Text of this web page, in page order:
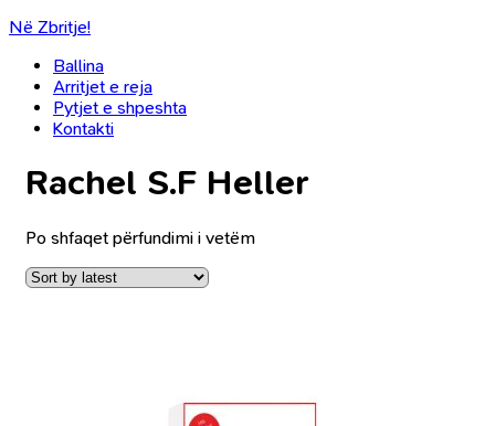
Në Zbritje!
Ballina
Arritjet e reja
Pytjet e shpeshta
Kontakti
Rachel S.F Heller
Po shfaqet përfundimi i vetëm